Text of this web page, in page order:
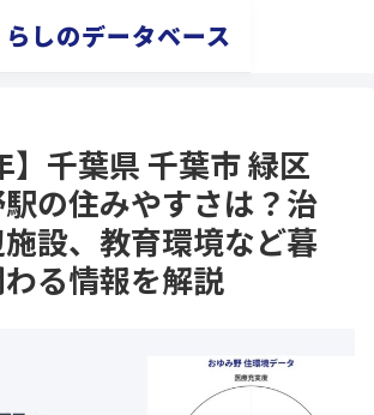
らしのデータベース
】千葉県 千葉市 緑区
の住みやすさは？治
設、教育環境など暮
る情報を解説